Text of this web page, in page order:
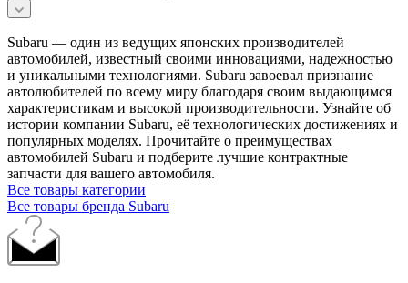
Subaru — один из ведущих японских производителей
автомобилей, известный своими инновациями, надежностью
и уникальными технологиями. Subaru завоевал признание
автолюбителей по всему миру благодаря своим выдающимся
характеристикам и высокой производительности. Узнайте об
истории компании Subaru, её технологических достижениях и
популярных моделях. Прочитайте о преимуществах
автомобилей Subaru и подберите лучшие контрактные
запчасти для вашего автомобиля.
Все товары категории
Все товары бренда Subaru